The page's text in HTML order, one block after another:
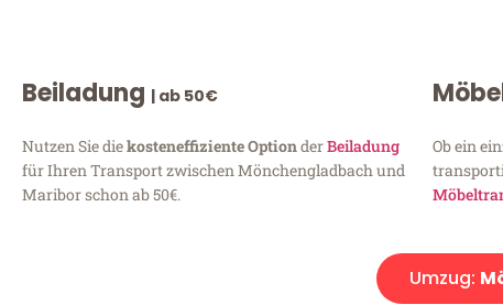
Beiladung | ab 50€
Nutzen Sie diekosteneffiziente OptionderBeiladung
für Ihren Transport zwischen Mönchengladbach und
Maribor schon ab 50€.
Ob ein
Umzug: